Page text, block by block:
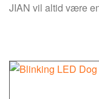
JIAN vil altid være